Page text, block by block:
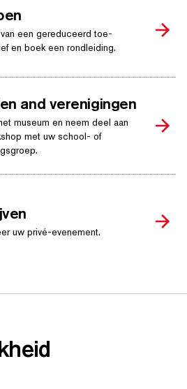
een gereduceerd toe­
en boek een rondleiding.
and verenigingen
museum en neem deel aan
met uw school- of
uw privé-evenement.